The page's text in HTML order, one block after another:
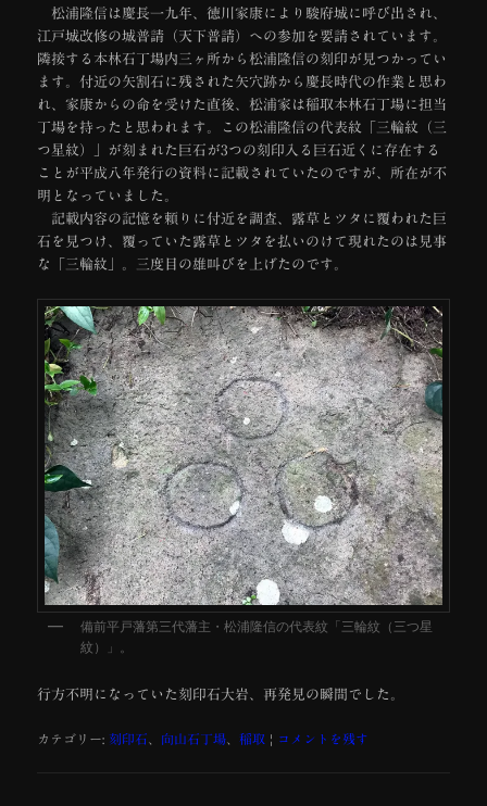
松浦隆信は慶長一九年、徳川家康により駿府城に呼び出され、
江戸城改修の城普請（天下普請）への参加を要請されています。
隣接する本林石丁場内三ヶ所から松浦隆信の刻印が見つかってい
ます。付近の矢割石に残された矢穴跡から慶長時代の作業と思わ
れ、家康からの命を受けた直後、松浦家は稲取本林石丁場に担当
丁場を持ったと思われます。この松浦隆信の代表紋「三輪紋（三
つ星紋）」が刻まれた巨石が3つの刻印入る巨石近くに存在する
ことが平成八年発行の資料に記載されていたのですが、所在が不
明となっていました。
記載内容の記憶を頼りに付近を調査、露草とツタに覆われた巨
石を見つけ、覆っていた露草とツタを払いのけて現れたのは見事
な「三輪紋」。三度目の雄叫びを上げたのです。
備前平戸藩第三代藩主・松浦隆信の代表紋「三輪紋（三つ星
紋）」。
行方不明になっていた刻印石大岩、再発見の瞬間でした。
カテゴリー: 刻印石、 向山石丁場、稲取 | コメントを残す